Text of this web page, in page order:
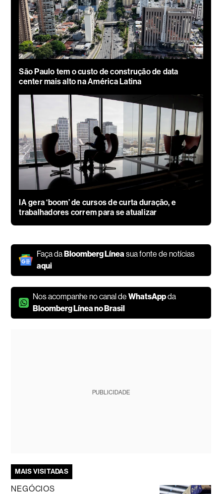
São Paulo tem o custo de construção de data
center mais alto na América Latina
IA gera ‘boom’ de cursos de curta duração, e
trabalhadores correm para se atualizar
Faça daBloomberg Línea sua fonte de notícias
aqui
Nos acompanhe no canal deWhatsAppda
Bloomberg Línea no Brasil
PUBLICIDADE
MAIS VISITADAS
NEGÓCIOS